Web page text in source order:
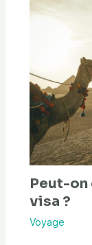
Peut-on
visa ?
Voyage